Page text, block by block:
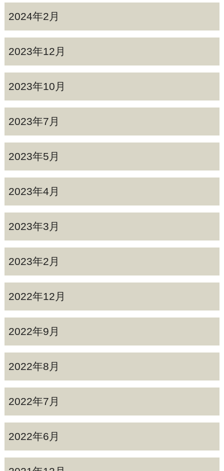
2024年2月
2023年12月
2023年10月
2023年7月
2023年5月
2023年4月
2023年3月
2023年2月
2022年12月
2022年9月
2022年8月
2022年7月
2022年6月